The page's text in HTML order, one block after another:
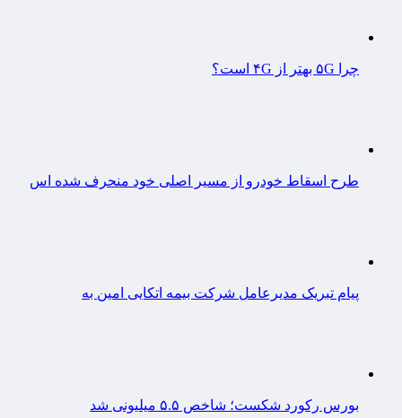
چرا ۵G بهتر از ۴G است؟
طرح اسقاط خودرو از مسیر اصلی خود منحرف شده اس
پیام تبریک مدیرعامل شرکت بیمه اتکایی امین به
بورس رکورد شکست؛ شاخص ۵.۵ میلیونی شد